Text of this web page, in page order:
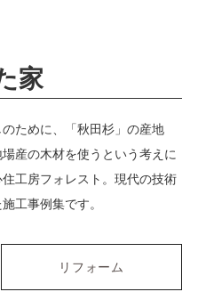
家
ために、「秋田杉」の産地
産の木材を使うという考えに
工房フォレスト。現代の技術
工事例集です。
リフォーム